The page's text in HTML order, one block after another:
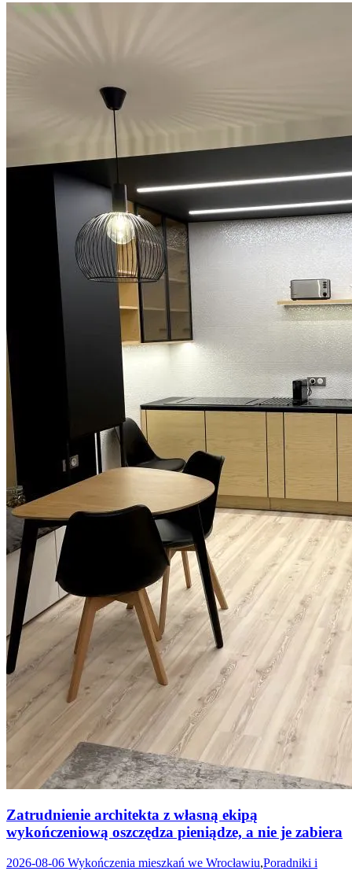
Zatrudnienie architekta z własną ekipą
wykończeniową oszczędza pieniądze, a nie je zabiera
2026-08-06 Wykończenia mieszkań we Wrocławiu,Poradniki i